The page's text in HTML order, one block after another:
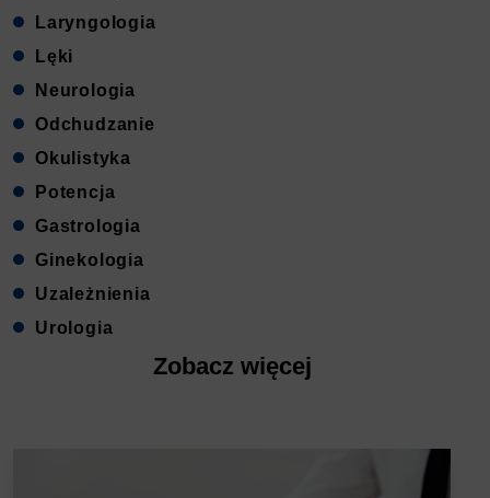
Laryngologia
Lęki
Neurologia
Odchudzanie
Okulistyka
Potencja
Gastrologia
Ginekologia
Uzależnienia
Urologia
Zobacz więcej